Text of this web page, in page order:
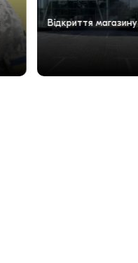
Відкриття магазину